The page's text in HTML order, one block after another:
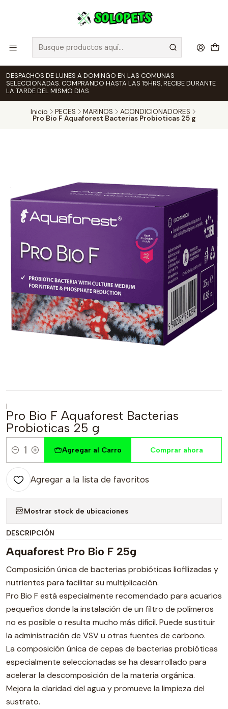
DESPACHOS DE LUNES A DOMINGO EN LAS COMUNAS
SELECCIONADAS. COMPRANDO HASTA LAS 15HRS, RECIBE DURANTE
LA TARDE DEL MISMO DIAS
Inicio PECES MARINOS ACONDICIONADORES
Pro Bio F Aquaforest Bacterias Probioticas 25 g
|
Pro Bio F Aquaforest Bacterias
Probioticas 25 g
Cantidad
Agregar al Carro Comprar ahora
Agregar a la lista de favoritos
Mostrar stock de ubicaciones
DESCRIPCIÓN
Aquaforest Pro Bio F 25g
Composición única de bacterias probióticas liofilizadas y
nutrientes para facilitar su multiplicación.
Pro Bio F está especialmente recomendado para acuarios
pequeños donde la instalación de un filtro de polímeros
no es posible o resulta mucho más difícil. Puede sustituir
la administración de VSV u otras fuentes de carbono.
La composición única de cepas de bacterias probióticas
especialmente seleccionadas se ha desarrollado para
acelerar la descomposición de la materia orgánica.
Mejora la claridad del agua y promueve la limpieza del
sustrato.